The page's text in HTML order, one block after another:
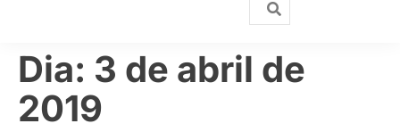
Dia: 3 de abril de
2019